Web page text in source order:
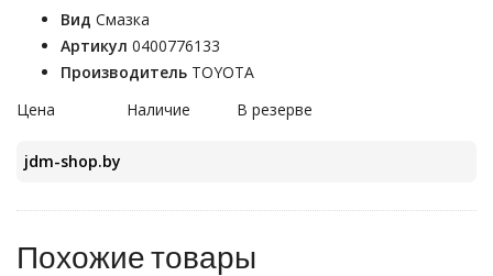
Вид Смазка
Артикул 0400776133
Производитель TOYOTA
Цена
Наличие В резерве
jdm-shop.by
Похожие товары